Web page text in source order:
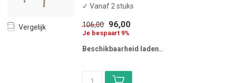
Vergelijk
✓ Vanaf 2 stuks
106,00 96,00
Je bespaart 9%
Beschikbaarheid laden..